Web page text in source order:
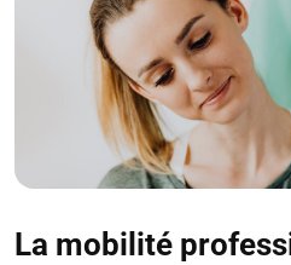
La mobilité